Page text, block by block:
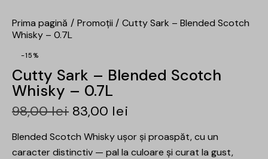
Prima pagină Promoții
Cutty Sark – Blended Scotch
Whisky – 0.7L
-15%
Cutty Sark – Blended Scotch
Whisky – 0.7L
98,00lei 83,00 lei
Blended Scotch Whisky ușor și proaspăt, cu un
caracter distinctiv — pal la culoare și curat la gust,